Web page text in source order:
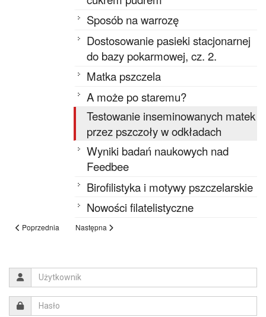
Sposób na warrozę
Dostosowanie pasieki stacjonarnej
do bazy pokarmowej, cz. 2.
Matka pszczela
A może po staremu?
Testowanie inseminowanych matek
przez pszczoły w odkładach
Wyniki badań naukowych nad
Feedbee
Birofilistyka i motywy pszczelarskie
Nowości filatelistyczne
Poprzednia Następna